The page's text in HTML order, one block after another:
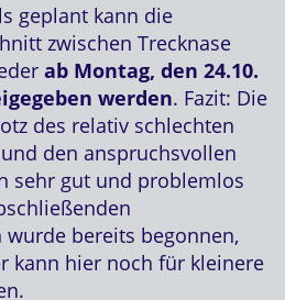
geplant kann die
zwischen Trecknase
ab Montag, den 24.10.
werden. Fazit: Die
des relativ schlechten
den anspruchsvollen
sehr gut und problemlos
bereits begonnen,
kann hier noch für kleinere